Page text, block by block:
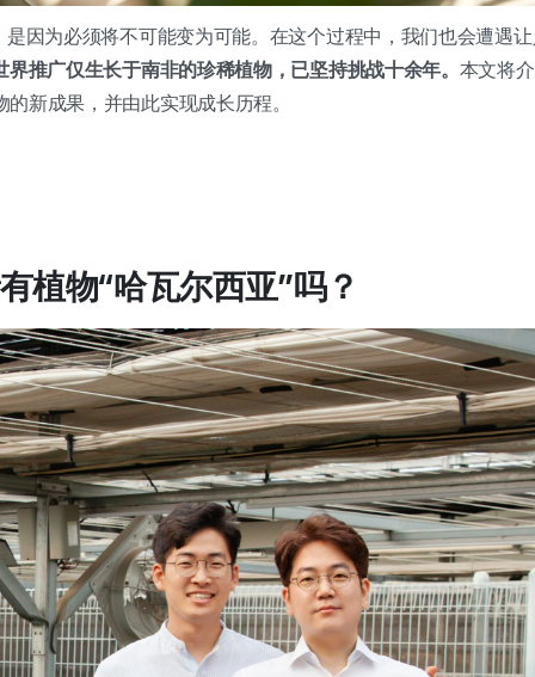
是因为必须将不可能变为可能。在这个过程中，我们也会遭遇
推广仅生长于南非的珍稀植物，已坚持挑战十余年。 本文将
新成果，并由此实现成长历程。
植物“哈瓦尔西亚”吗？